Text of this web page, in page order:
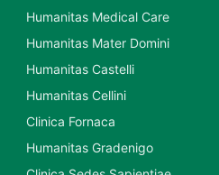
Humanitas Medical Care
Humanitas Mater Domini
Humanitas Castelli
Humanitas Cellini
Clinica Fornaca
Humanitas Gradenigo